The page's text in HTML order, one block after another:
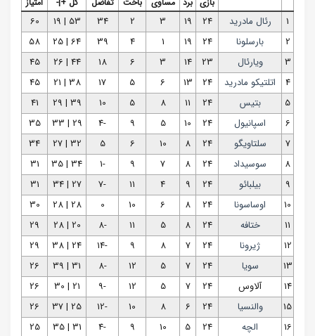
بازی برد مساوی باخت تفاضل گل +|- امتیاز
1 رئال مادرید 24
19
3
2
34
53 | 19
60
2
بارسلونا 24
19
1
4
39
64 | 25
58
3
ویارئال 23
14
3
6
18
44 | 26
45
4
اتلتیکو مادرید 24
13
6
5
17
38 | 21
45
5
بتیس 24
11
8
5
10
39 | 29
41
6
اسپانیول 24
10
5
9
-4
29 | 33
35
7
سلتاویگو 24
8
10
6
5
32 | 27
34
8
سوسیداد 24
8
7
9
-1
34 | 35
31
9
بیلبائو 24
9
4
11
-7
27 | 34
31
10
اوساسونا 24
8
6
10
0
28 | 28
30
11
ختافه 24
8
5
11
-8
20 | 28
29
12
ژیرونا 24
7
8
9
-14
24 | 38
29
13
سویا 24
7
5
12
-8
31 | 39
26
14
آلاوس 24
7
5
12
-9
21 | 30
26
15
والنسیا 24
6
8
10
-12
25 | 37
26
16
الچه 24
5
10
9
-4
31 | 35
25